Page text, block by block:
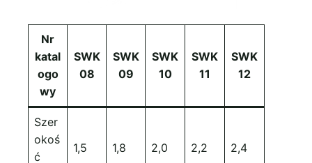
Nr
katal
ogo
wy
SWK
08
SWK
09
SWK
10
SWK
11
SWK
12
Szer
okoś
ć
1,5 1,8 2,0 2,2 2,4